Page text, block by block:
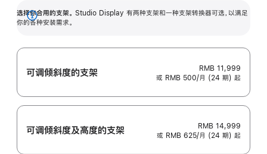
选择你合用的支架。 Studio Display 有两种支架和一种支架转换器可选，以满足
你的各种安装需求。
展
可调倾斜度的支架
RMB 11,999
或 RMB 500/月 (24 期) 起
可调倾斜度及高‍度的支‍架
RMB 14,999
或 RMB 625/月 (24 期) 起